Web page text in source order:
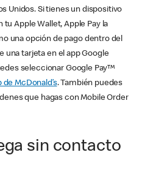
Unidos. Si tienes un dispositivo
tu Apple Wallet, Apple Pay la
una opción de pago dentro del
una tarjeta en el app Google
seleccionar Google Pay™
de McDonald’s. También puedes
que hagas con Mobile Order
sin contacto